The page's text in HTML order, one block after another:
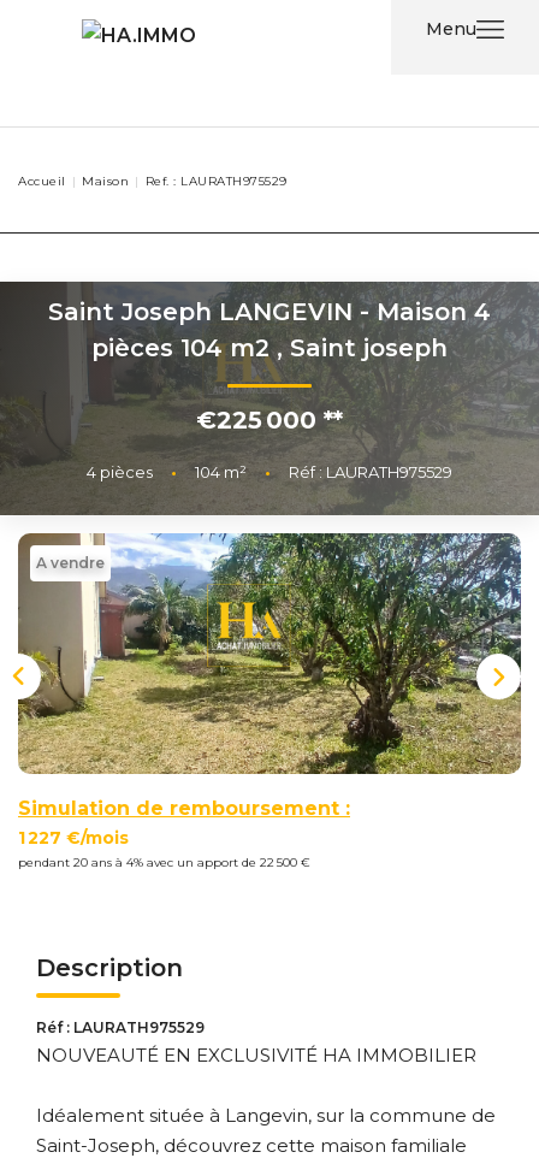
Menu
Services
Nos
Agents
Contact
Nous
Rejoindre
Estimer
Mon
Bien
Accueil Maison Ref. : LAURATH975529
Saint Joseph LANGEVIN - Maison 4
pièces 104 m2,Saint joseph
€225 000 **
4 pièces • 104 m² • Réf : LAURATH975529
A vendre
Simulation de remboursement :
1 227 €/mois
pendant 20 ans à 4% avec un apport de 22 500 €
Description
Réf : LAURATH975529
NOUVEAUTÉ EN EXCLUSIVITÉ HA IMMOBILIER
Idéalement située à Langevin, sur la commune de
Saint-Joseph, découvrez cette maison familiale